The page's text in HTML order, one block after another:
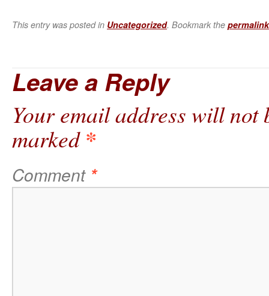
This entry was posted in Uncategorized. Bookmark the permalink
Leave a Reply
Your email address will not
marked *
Comment *